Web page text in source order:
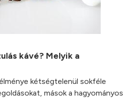
kávé? Melyik a
kétségtelenül sokféle
mások a hagyományos